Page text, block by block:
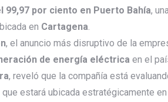
99,97 por ciento en Puerto Bahía, una
en Cartagena
, el anuncio más disruptivo de la
de energía eléctrica en el
, reveló que la compañía está
que estará ubicada estratégicamente